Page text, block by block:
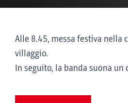
Alle 8.45, messa festiva nella
villaggio.
In seguito, la banda suona un